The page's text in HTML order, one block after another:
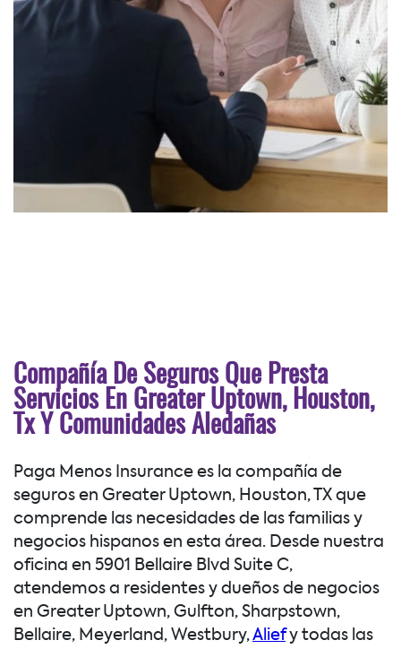
Compañía De Seguros Que Presta
Servicios En Greater Uptown, Houston,
Tx Y Comunidades Aledañas
Paga Menos Insurance es la compañía de
seguros en Greater Uptown, Houston, TX que
comprende las necesidades de las familias y
negocios hispanos en esta área. Desde nuestra
oficina en 5901 Bellaire Blvd Suite C,
atendemos a residentes y dueños de negocios
en Greater Uptown, Gulfton, Sharpstown,
Bellaire, Meyerland, Westbury,Aliefy todas las